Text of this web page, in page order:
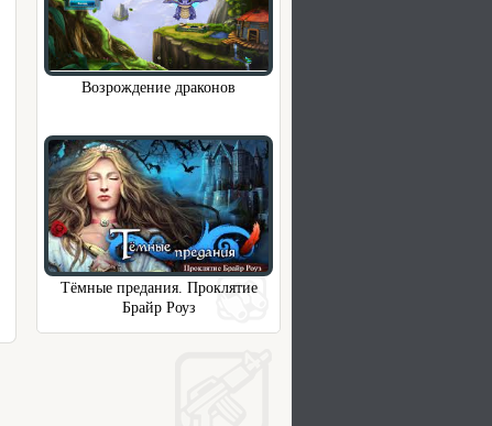
Возрождение драконов
Тёмные предания. Проклятие
Брайр Роуз